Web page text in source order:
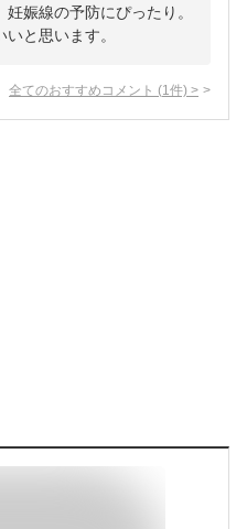
娠線の予防にぴったり。
と思います。
全てのおすすめコメント (1 件) >